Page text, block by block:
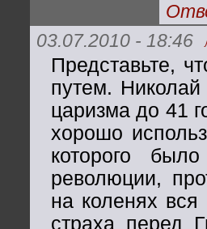
03.07.2010 - 18:46
Представьте,
путем.
царизма до 41
хорошо
которого
революции,
на коленях вся
страха перед